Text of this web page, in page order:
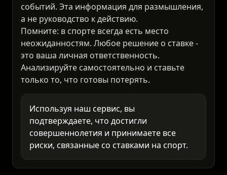
Наш ИИ-сервис анализирует статистику и
рассчитывает вероятности спортивных
событий. Эта информация для размышления,
а не руководство к действию.
Помните: в спорте всегда есть место
неожиданностям. Любое решение о ставке -
это ваша личная ответственность.
Анализируйте самостоятельно и ставьте
только то, что готовы потерять.
Используя наш сервис, вы
подтверждаете, что достигли
совершеннолетия и принимаете все
риски, связанные со ставками на спорт.